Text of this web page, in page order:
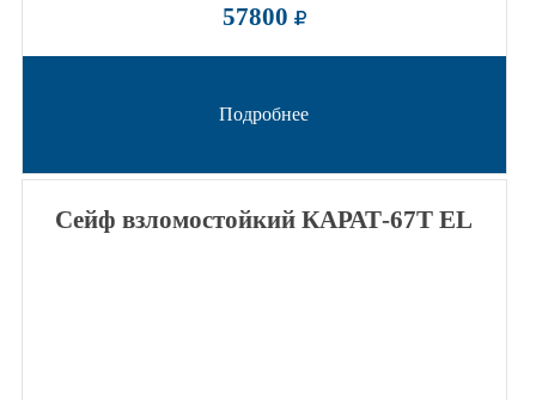
57800
Подробнее
Сейф взломостойкий КАРАТ-67Т EL